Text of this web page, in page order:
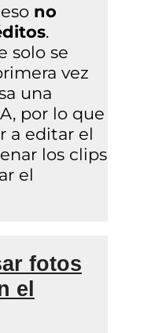
no
.
solo se
vez
una
por lo que
a editar el
los clips
el
fotos
el